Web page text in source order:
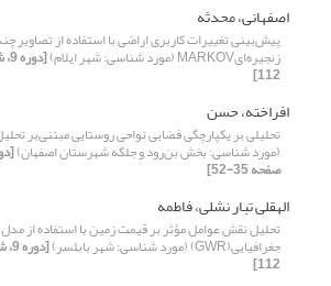
اصفهانی، محدثه
پیش‌‌بینی تغییرات کاربری اراضی با استفاده از تصاویر
زنجیره‌‌ایMARKOV (مورد شناسی: شهر ایلام)
112]
افراخته، حسن
تحلیلی بر یکپارچگی فضایی نواحی روستایی مبتنی‌بر
(مورد شناسی: بخش بن‌رود و جلگه شهرستان اصفهان)
صفحه 35-52]
الهقلی تبار نشلی، فاطمه
تحلیل نقش عوامل مؤثر بر قیمت زمین با استفاده از
جغرافیایی(GWR) (مورد شناسی: شهر بابلسر)
112]